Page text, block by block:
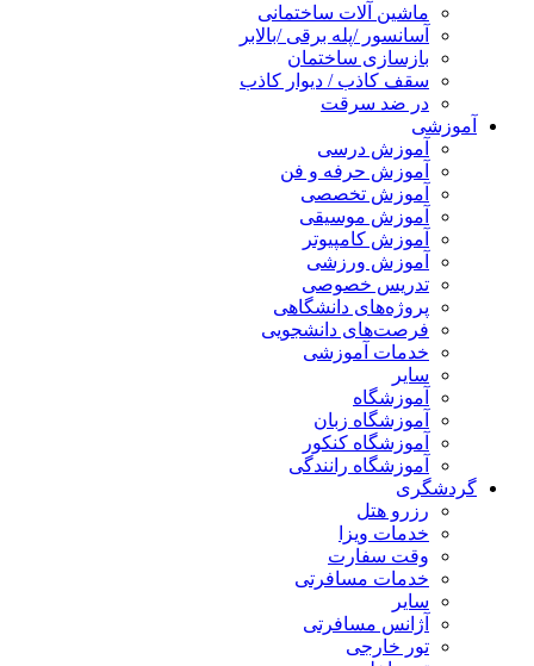
ماشین آلات ساختمانی
آسانسور /پله برقی /بالابر
بازسازی ساختمان
سقف کاذب / دیوار کاذب
در ضد سرقت
آموزشی
آموزش درسی
آموزش حرفه و فن
آموزش تخصصی
آموزش موسیقی
آموزش کامپیوتر
آموزش ورزشی
تدریس خصوصی
پروژه‌های دانشگاهی
فرصت‌های دانشجویی
خدمات آموزشی
سایر
آموزشگاه
آموزشگاه زبان
آموزشگاه کنکور
آموزشگاه رانندگی
گردشگری
رزرو هتل
خدمات ویزا
وقت سفارت
خدمات مسافرتی
سایر
آژانس مسافرتی
تور خارجی